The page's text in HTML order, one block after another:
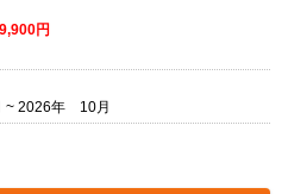
円
2026年 10月